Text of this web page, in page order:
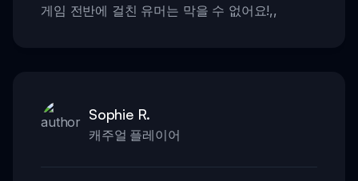
게임 전반에 걸친 유머는 막을 수 없어요!,,
Sophie R.
캐주얼 플레이어